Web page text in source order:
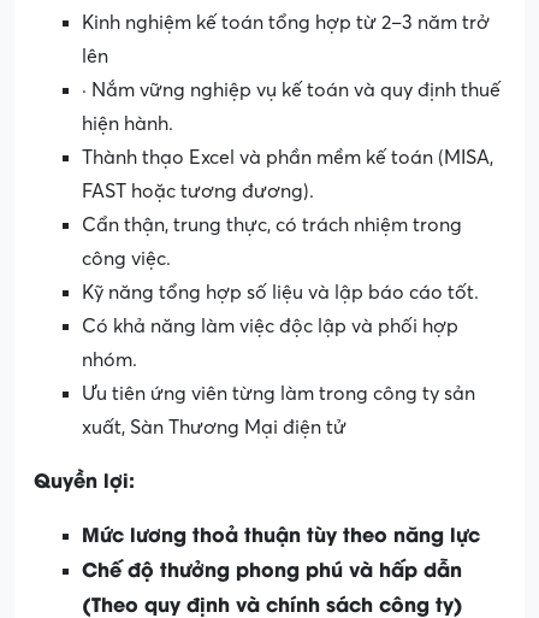
Kinh nghiệm kế toán tổng hợp từ 2–3 năm trở
lên
· Nắm vững nghiệp vụ kế toán và quy định thuế
hiện hành.
Thành thạo Excel và phần mềm kế toán (MISA,
FAST hoặc tương đương).
Cẩn thận, trung thực, có trách nhiệm trong
công việc.
Kỹ năng tổng hợp số liệu và lập báo cáo tốt.
Có khả năng làm việc độc lập và phối hợp
nhóm.
Ưu tiên ứng viên từng làm trong công ty sản
xuất, Sàn Thương Mại điện tử
Quyền lợi:
Mức lương thoả thuận tùy theo năng lực
Chế độ thưởng phong phú và hấp dẫn
(Theo quy định và chính sách công ty)